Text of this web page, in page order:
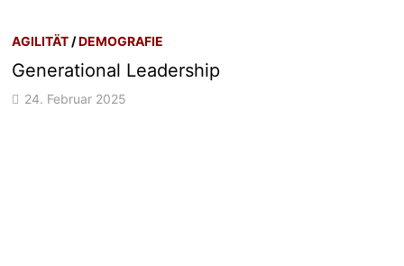
AGILITÄT /DEMOGRAFIE
Generational Leadership
24. Februar 2025